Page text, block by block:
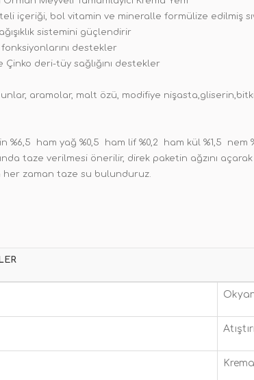
içeriği, bol vitamin ve mineralle formülize edilmiş
sistemini güçlendirir
fonksiyonlarını destekler
Çinko deri-tüy sağlığını destekler
aramolar, malt özü, modifiye
%6,5 ham yağ %0,5 ham lif %0,2 ham kül %1,5 nem
taze verilmesi önerilir, direk paketin ağzını
her zaman taze su bulunduruz.
Krema